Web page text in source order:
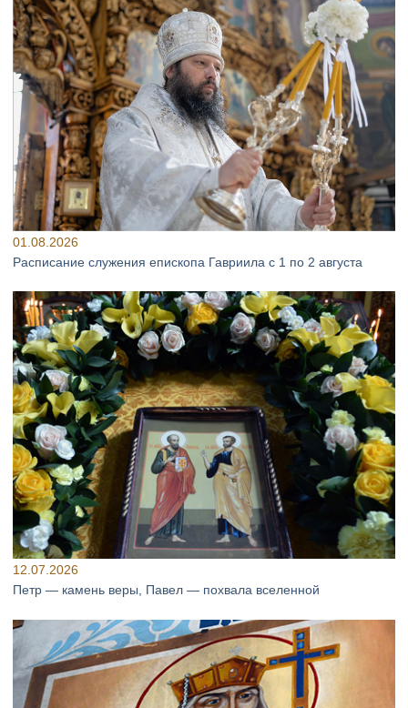
01.08.2026
Расписание служения епископа Гавриила с 1 по 2 августа
12.07.2026
Петр — камень веры, Павел — похвала вселенной